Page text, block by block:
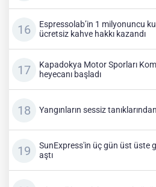
Espressolab’in 1 milyonuncu
ücretsiz kahve hakkı kazandı
Kapadokya Motor Sporları
heyecanı başladı
Yangınların sessiz
SunExpress'in üç gün üst üste
aştı